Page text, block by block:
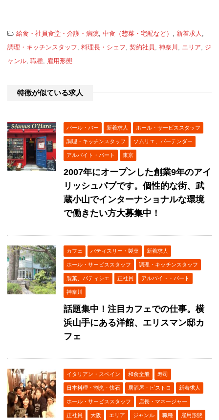
-給食・社員食堂・介護・病院, 中食（惣菜・宅配など） , 新着求人 ,
調理・キッチンスタッフ, 料理長・シェフ, 契約社員 , 神奈川 , エリア, ジ
ャンル, 職種, 雇用形態
特徴が似ている求人
バール・バー 新着求人 ホール・サービススタッフ
調理・キッチンスタッフ ソムリエ、バーテンダー
アルバイト・パート 東京
2007年にオープンした創業9年のアイ
リッシュパブです。個性的な街、武
蔵小山でインターナショナルな環境
で働きたい方大募集中！
カフェ パティスリー・製菓 新着求人
ホール・サービススタッフ 調理・キッチンスタッフ
製菓、パティシエ 正社員 アルバイト・パート
神奈川
話題集中！注目カフェでの仕事。横
浜山手にある洋館、エリスマン邸カ
フェ
イタリアン・スペイン 和食全般 寿司
日本料理・割烹・懐石 居酒屋・ビストロ 新着求人
ホール・サービススタッフ 店長・マネージャー
正社員 大阪 エリア ジャンル 職種 雇用形態